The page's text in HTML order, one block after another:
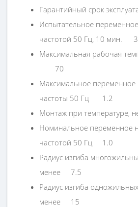
Гарантийный срок
Испытательное
частотой 50 Гц, 10 мин.
Максимальная рабочая
70
Максимальное
частоты 50 Гц
1.2
Монтаж при температуре,
Номинальное переменное
частотой 50 Гц
1.0
Радиус изгиба
менее
7.5
Радиус изгиба
менее
15